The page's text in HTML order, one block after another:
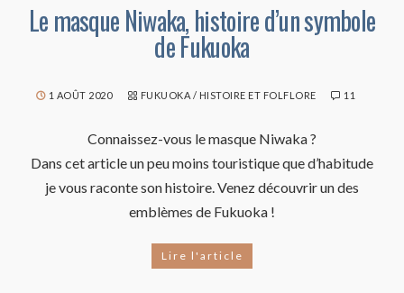
Le masque Niwaka, histoire d’un symbole
de Fukuoka
1 AOÛT 2020 FUKUOKA / HISTOIRE ET FOLFLORE 11
Connaissez-vous le masque Niwaka ?
Dans cet article un peu moins touristique que d’habitude
je vous raconte son histoire. Venez découvrir un des
emblèmes de Fukuoka !
Lire l'article